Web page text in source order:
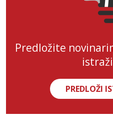
Predložite
PREDLOŽI